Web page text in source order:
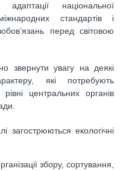
національної
стандартів і
перед світовою
звернути увагу на деякі
які потребують
центральних органів
загострюються екологічні
збору, сортування,